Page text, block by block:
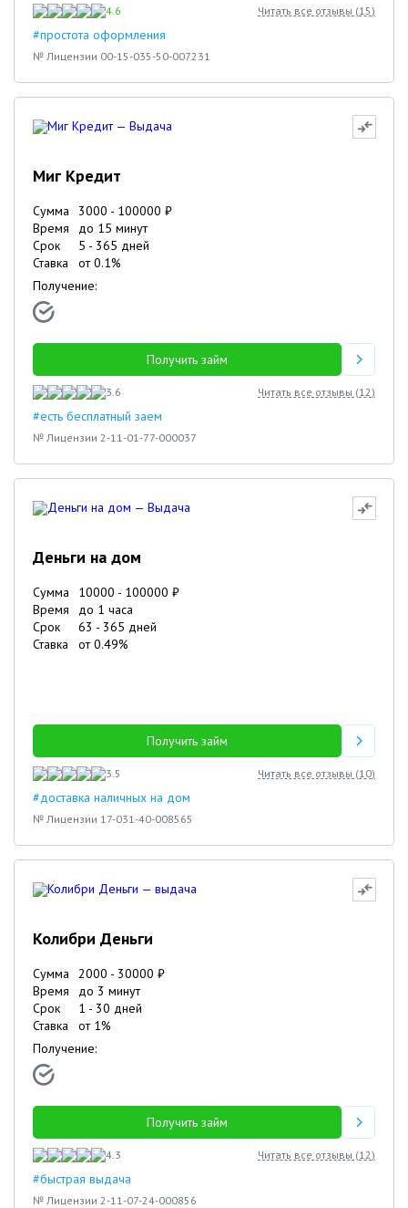
4.6 Читать все отзывы (15)
#простота оформления
№ Лицензии 00-15-035-50-007231
Миг Кредит
Сумма 3000 - 100000 ₽
Время
до 15 минут
Срок
5 - 365 дней
Ставка
от0.1%
Получение:
Получить займ
3.6 Читать все отзывы (12)
#есть бесплатный заем
№ Лицензии 2-11-01-77-000037
Деньги на дом
Сумма 10000 - 100000 ₽
Время
до 1 часа
Срок
63 - 365 дней
Ставка
от0.49%
Получить займ
3.5 Читать все отзывы (10)
#доставка наличных на дом
№ Лицензии 17-031-40-008565
Колибри Деньги
Сумма 2000 - 30000 ₽
Время
до 3 минут
Срок
1 - 30 дней
Ставка
от 1%
Получение:
Получить займ
4.3 Читать все отзывы (12)
#быстрая выдача
№ Лицензии 2-11-07-24-000856